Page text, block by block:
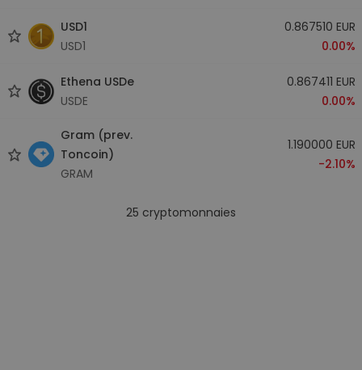
USD1
USD1
0.867510 EUR
0.00%
Ethena USDe
USDE
0.867411 EUR
0.00%
Gram (prev.
Toncoin)
GRAM
1.190000 EUR
-2.10%
25 cryptomonnaies